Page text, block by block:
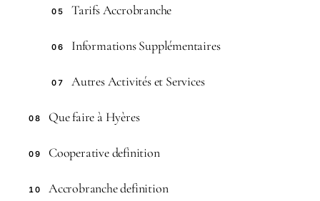
05 Tarifs Accrobranche
06 Informations Supplémentaires
07 Autres Activités et Services
08 Que faire à Hyères
09 Cooperative definition
10 Accrobranche definition